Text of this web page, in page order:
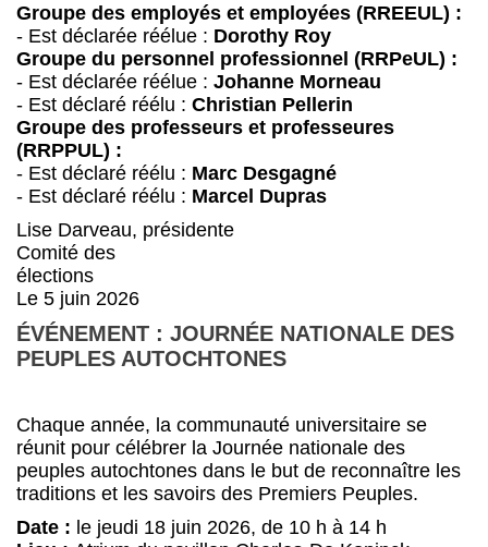
Groupe des employés et employées (RREEUL) :
- Est déclarée réélue : Dorothy Roy
Groupe du personnel professionnel (RRPeUL) :
- Est déclarée réélue : Johanne Morneau
- Est déclaré réélu : Christian Pellerin
Groupe des professeurs et professeures
(RRPPUL) :
- Est déclaré réélu : Marc Desgagné
- Est déclaré réélu : Marcel Dupras
Lise Darveau, présidente
Comité des
élections
Le 5 juin 2026
ÉVÉNEMENT : JOURNÉE NATIONALE DES
PEUPLES AUTOCHTONES
Chaque année, la communauté universitaire se
réunit pour célébrer la Journée nationale des
peuples autochtones dans le but de reconnaître les
traditions et les savoirs des Premiers Peuples.
Date : le jeudi 18 juin 2026, de 10 h à 14 h